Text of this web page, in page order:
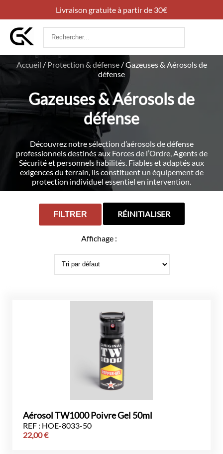
Livraison gratuite à partir de 30€
Rechercher
Accueil / Protection & défense/Gazeuses & Aérosols de
défense
Gazeuses & Aérosols de
défense
Découvrez notre sélection d’aérosols de défense
professionnels destinés aux Forces de l’Ordre, Agents de
Sécurité et personnels habilités. Fiables et adaptés aux
exigences du terrain, ils constituent un équipement de
protection individuel essentiel en intervention.
FILTRER RÉINITIALISER
Affichage :
Aérosol TW1000 Poivre Gel 50ml
REF : HOE-8033-50
22,00€